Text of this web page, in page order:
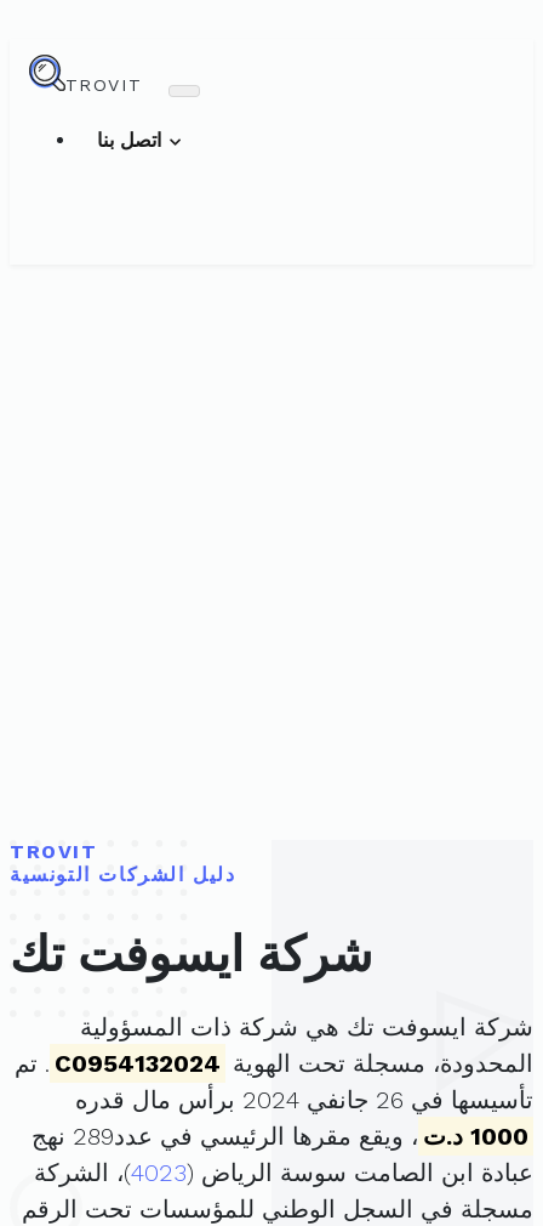
TROVIT
TROVIT
دليل الشركات التونسية
شركة ايسوفت تك
شركة ايسوفت تك هي شركة ذات المسؤولية
المحدودة، مسجلة تحت الهوية C0954132024 . تم
تأسيسها في 26 جانفي 2024 برأس مال قدره
1000 د.ت
، ويقع مقرها الرئيسي في عدد289 نهج
عبادة ابن الصامت سوسة الرياض (4023)، الشركة
مسجلة في السجل الوطني للمؤسسات تحت الرقم